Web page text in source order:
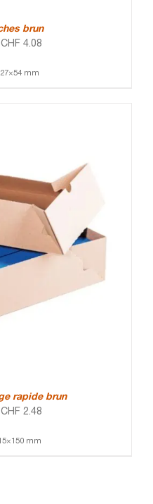
brun
CHF 4.08
mm
rapide brun
CHF 2.48
mm